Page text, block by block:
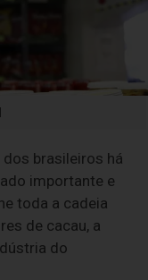
brasileiros há
importante e
toda a cadeia
de cacau, a
do